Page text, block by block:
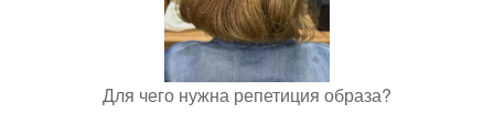
Для чего нужна репетиция образа?